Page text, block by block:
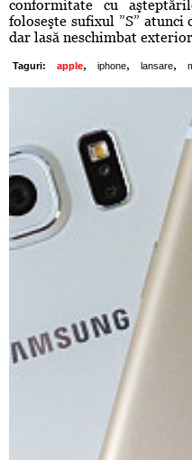
conformitate cu
foloseşte sufixul ”S” atunci
dar lasă neschimbat
Taguri: apple, iphone, lansare,